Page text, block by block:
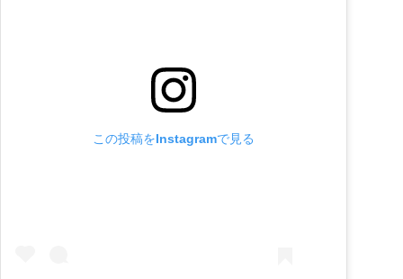
この投稿をInstagramで見る